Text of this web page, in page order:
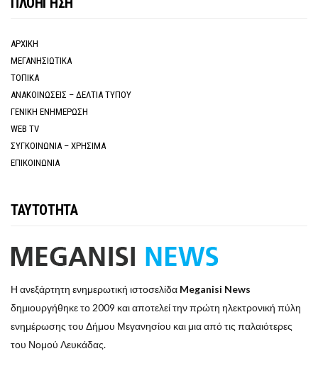
ΑΡΧΙΚΗ
ΜΕΓΑΝΗΣΙΩΤΙΚΑ
ΤΟΠΙΚΑ
ΑΝΑΚΟΙΝΩΣΕΙΣ – ΔΕΛΤΙΑ ΤΥΠΟΥ
ΓΕΝΙΚΗ ΕΝΗΜΕΡΩΣΗ
WEB TV
ΣΥΓΚΟΙΝΩΝΙΑ – ΧΡΗΣΙΜΑ
ΕΠΙΚΟΙΝΩΝΙΑ
ΤΑΥΤΟΤΗΤΑ
Η ανεξάρτητη ενημερωτική ιστοσελίδα Meganisi News
δημιουργήθηκε το 2009 και αποτελεί την πρώτη ηλεκτρονική πύλη
ενημέρωσης του Δήμου Μεγανησίου και μια από τις παλαιότερες
του Νομού Λευκάδας.